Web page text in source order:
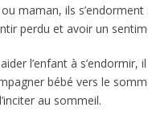
maman, ils
perdu et avoir un
l’enfant à s’endormir,
bébé vers le
au sommeil.